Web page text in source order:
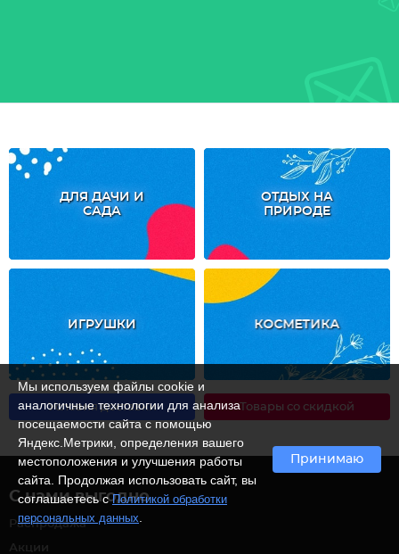
ДЛЯ ДАЧИ И
САДА
ОТДЫХ НА
ПРИРОДЕ
ИГРУШКИ КОСМЕТИКА
Условия доставки Товары со скидкой
С нами выгодно
Распродажа
Акции
Мы используем файлы cookie и
аналогичные технологии для анализа
посещаемости сайта с помощью
Яндекс.Метрики, определения вашего
местоположения и улучшения работы
сайта. Продолжая использовать сайт, вы
соглашаетесь сПолитикой обработки
персональных данных
Принимаю